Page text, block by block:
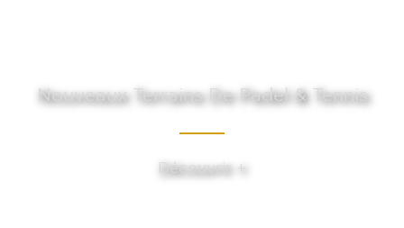
Nouveaux Terrains De Padel & Tennis
Découvrir +